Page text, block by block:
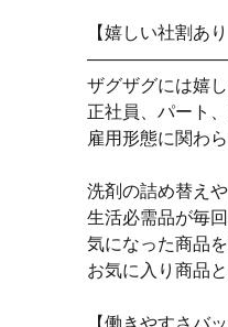
【嬉しい社割あり
ザグザグには嬉
正社員、パート
雇用形態に関わ
洗剤の詰め替えや
生活必需品が毎
気になった商品
お気に入り商品
【働きやすさバ